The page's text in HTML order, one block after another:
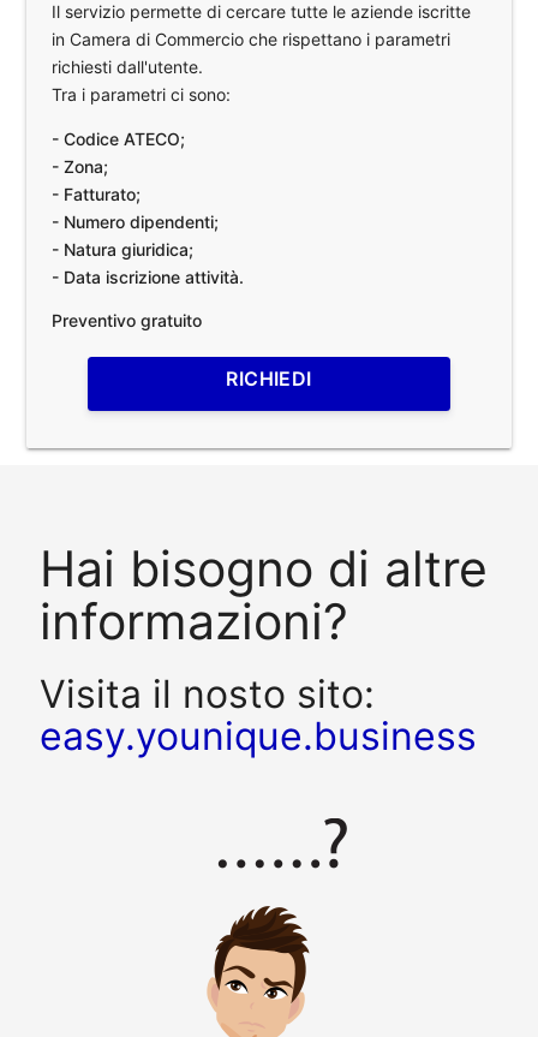
Il servizio permette di cercare tutte le aziende iscritte
in Camera di Commercio che rispettano i parametri
richiesti dall'utente.
Tra i parametri ci sono:
- Codice ATECO;
- Zona;
- Fatturato;
- Numero dipendenti;
- Natura giuridica;
- Data iscrizione attività.
Preventivo gratuito
RICHIEDI
Hai bisogno di altre
informazioni?
Visita il nosto sito:
easy.younique.business